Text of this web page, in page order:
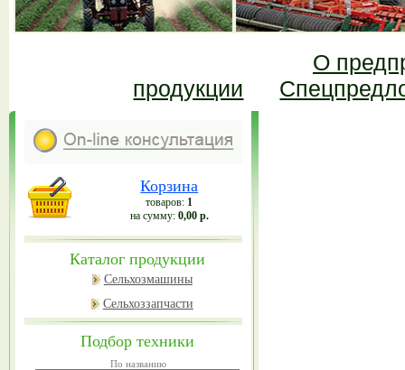
О
продукции
Корзина
товаров: 1
на сумму: 0,00 р.
Каталог продукции
Сельхозмашины
Сельхоззапчасти
Подбор техники
По названию